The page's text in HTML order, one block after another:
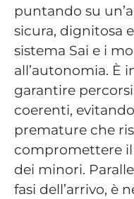
puntando su
sicura, dignitosa
sistema Sai e i
all’autonomia. È
garantire
coerenti,
premature che
compromettere il
dei minori.
fasi dell’arrivo, è